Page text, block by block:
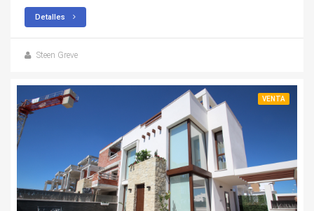
Detalles
Steen Greve
VENTA